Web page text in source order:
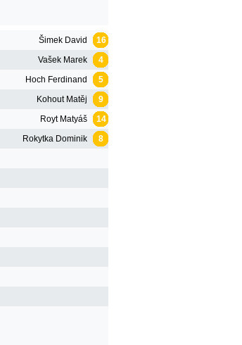
Šimek David
16
Vašek Marek
4
Hoch Ferdinand
5
Kohout Matěj
9
Royt Matyáš
14
Rokytka Dominik
8